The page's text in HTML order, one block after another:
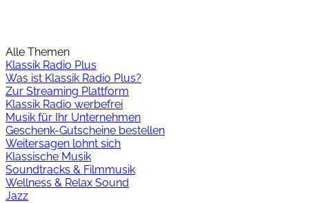
Alle Themen
Klassik Radio Plus
Was ist Klassik Radio Plus?
Zur Streaming Plattform
Klassik Radio werbefrei
Musik für Ihr Unternehmen
Geschenk-Gutscheine bestellen
Weitersagen lohnt sich
Klassische Musik
Soundtracks & Filmmusik
Wellness & Relax Sound
Jazz